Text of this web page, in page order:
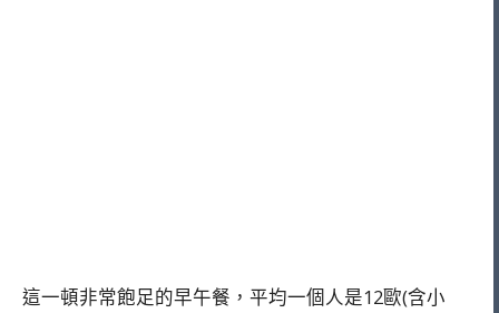
這一頓非常飽足的早午餐，平均一個人是12歐(含小